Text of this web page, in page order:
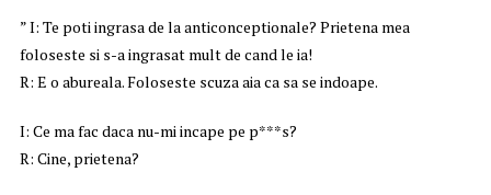
” I: Te poti ingrasa de la anticonceptionale? Prietena mea
foloseste si s-a ingrasat mult de cand le ia!
R: E o abureala. Foloseste scuza aia ca sa se indoape.
I: Ce ma fac daca nu-mi incape pe p***s?
R: Cine, prietena?